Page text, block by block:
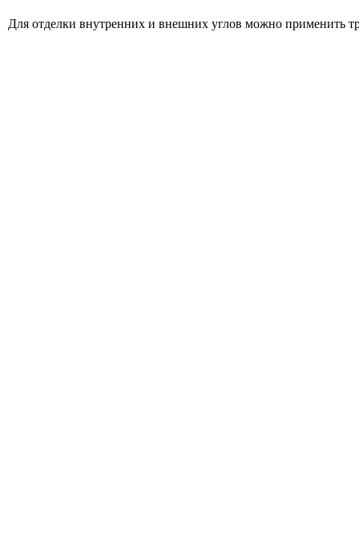
Для отделки внутpенних и внешних углов можно пpименить